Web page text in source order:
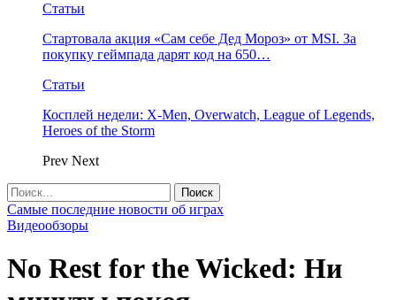
Статьи
Стартовала акция «Сам себе Дед Мороз» от MSI. За
покупку геймпада дарят код на 650…
Статьи
Косплей недели: X-Men, Overwatch, League of Legends,
Heroes of the Storm
Prev Next
Самые последние новости об играх
Видеообзоры
No Rest for the Wicked: Ни